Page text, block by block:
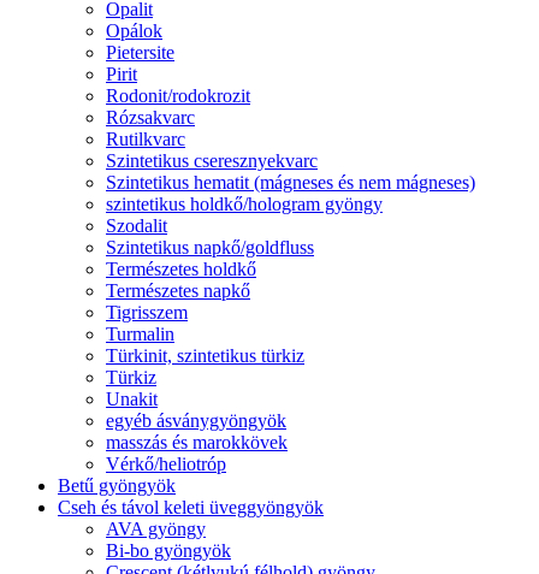
Opalit
Opálok
Pietersite
Pirit
Rodonit/rodokrozit
Rózsakvarc
Rutilkvarc
Szintetikus cseresznyekvarc
Szintetikus hematit (mágneses és nem mágneses)
szintetikus holdkő/hologram gyöngy
Szodalit
Szintetikus napkő/goldfluss
Természetes holdkő
Természetes napkő
Tigrisszem
Turmalin
Türkinit, szintetikus türkiz
Türkiz
Unakit
egyéb ásványgyöngyök
masszás és marokkövek
Vérkő/heliotróp
Betű gyöngyök
Cseh és távol keleti üveggyöngyök
AVA gyöngy
Bi-bo gyöngyök